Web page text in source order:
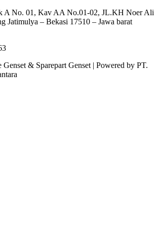
A No. 01, Kav AA No.01-02, JL.KH Noer Ali
Jatimulya – Bekasi 17510 – Jawa barat
& Sparepart Genset | Powered by PT.